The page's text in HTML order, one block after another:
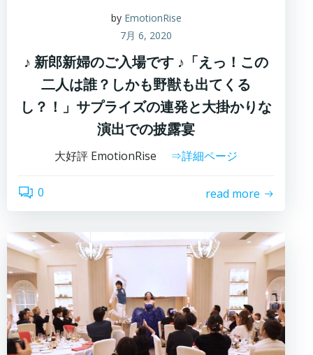
by EmotionRise
7月 6, 2020
♪ 新郎新婦のご入場です ♪「えっ！この
二人は誰？しかも野獣も出てくる
し？！」サプライズの連発と大掛かりな
演出での披露宴
大好評 EmotionRise ⇒詳細ページ
0 read more